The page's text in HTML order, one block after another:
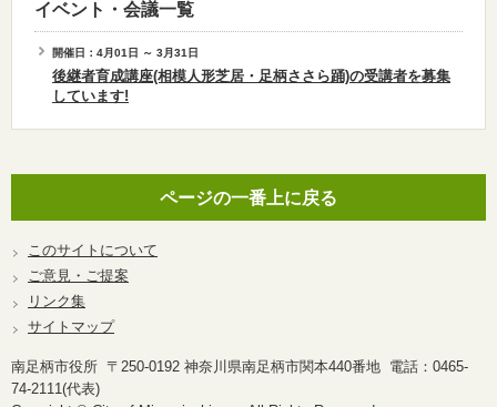
イベント・会議一覧
開催日：4月01日 ～ 3月31日
後継者育成講座(相模人形芝居・足柄ささら踊)の受講者を募集
しています!
ページの一番上に戻る
このサイトについて
ご意見・ご提案
リンク集
サイトマップ
南足柄市役所 〒250-0192 神奈川県南足柄市関本440番地 電話：0465-
74-2111(代表)